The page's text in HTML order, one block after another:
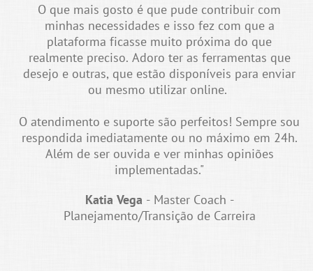
O que mais gosto é que pude contribuir com
minhas necessidades e isso fez com que a
plataforma ficasse muito próxima do que
realmente preciso. Adoro ter as ferramentas que
desejo e outras, que estão disponíveis para enviar
ou mesmo utilizar online.
O atendimento e suporte são perfeitos! Sempre sou
respondida imediatamente ou no máximo em 24h.
Além de ser ouvida e ver minhas opiniões
implementadas."
Katia Vega - Master Coach -
Planejamento/Transição de Carreira